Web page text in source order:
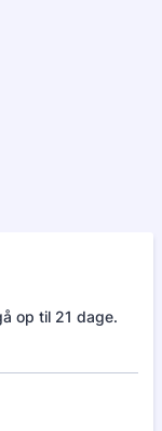
op til 21 dage.